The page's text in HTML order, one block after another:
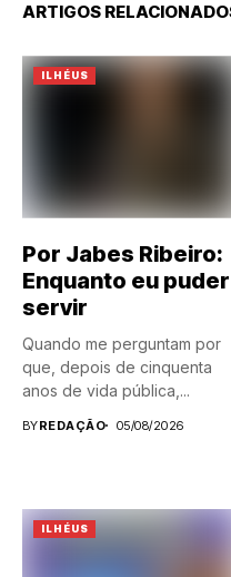
ARTIGOS
ILHÉUS
Por Jabes Ribeiro:
Enquanto eu puder
servir
Quando me perguntam por
que, depois de cinquenta
anos de vida pública,...
BYREDAÇÃO 05/08/2026
ILHÉUS